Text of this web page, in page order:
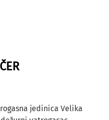
jedinica Velika